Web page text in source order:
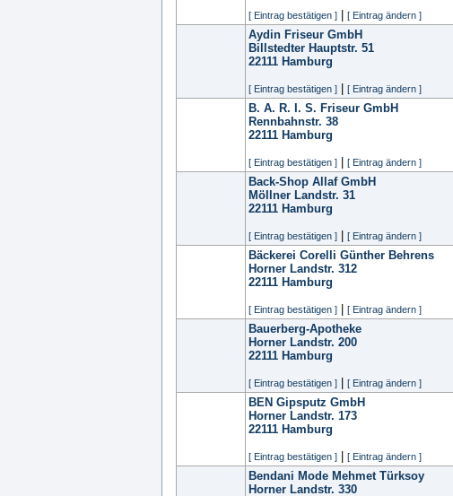
[ Eintrag bestätigen ] [ Eintrag ändern ]
Aydin Friseur GmbH
Billstedter Hauptstr. 51
22111 Hamburg
[ Eintrag bestätigen ] [ Eintrag ändern ]
B. A. R. I. S. Friseur GmbH
Rennbahnstr. 38
22111 Hamburg
[ Eintrag bestätigen ] [ Eintrag ändern ]
Back-Shop Allaf GmbH
Möllner Landstr. 31
22111 Hamburg
[ Eintrag bestätigen ] [ Eintrag ändern ]
Bäckerei Corelli Günther Behrens
Horner Landstr. 312
22111 Hamburg
[ Eintrag bestätigen ] [ Eintrag ändern ]
Bauerberg-Apotheke
Horner Landstr. 200
22111 Hamburg
[ Eintrag bestätigen ] [ Eintrag ändern ]
BEN Gipsputz GmbH
Horner Landstr. 173
22111 Hamburg
[ Eintrag bestätigen ] [ Eintrag ändern ]
Bendani Mode Mehmet Türksoy
Horner Landstr. 330